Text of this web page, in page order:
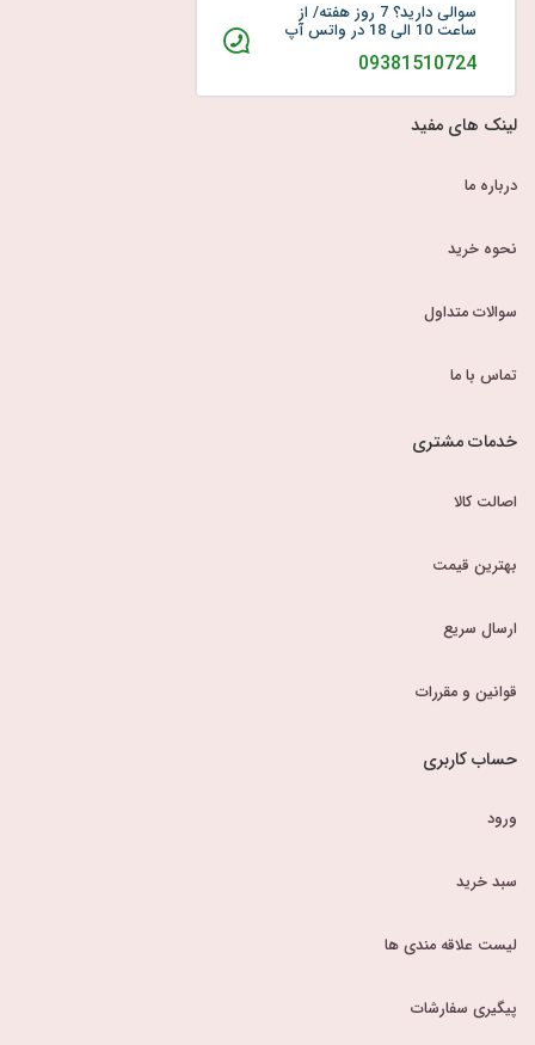
سوالی دارید؟ 7 روز هفته/ از
ساعت 10 الی 18 در واتس آپ
09381510724
لینک های مفید
درباره ما
نحوه خرید
سوالات متداول
تماس با ما
خدمات مشتری
اصالت کالا
بهترین قیمت
ارسال سریع
قوانین و مقررات
حساب کاربری
ورود
سبد خرید
لیست علاقه مندی ها
پیگیری سفارشات